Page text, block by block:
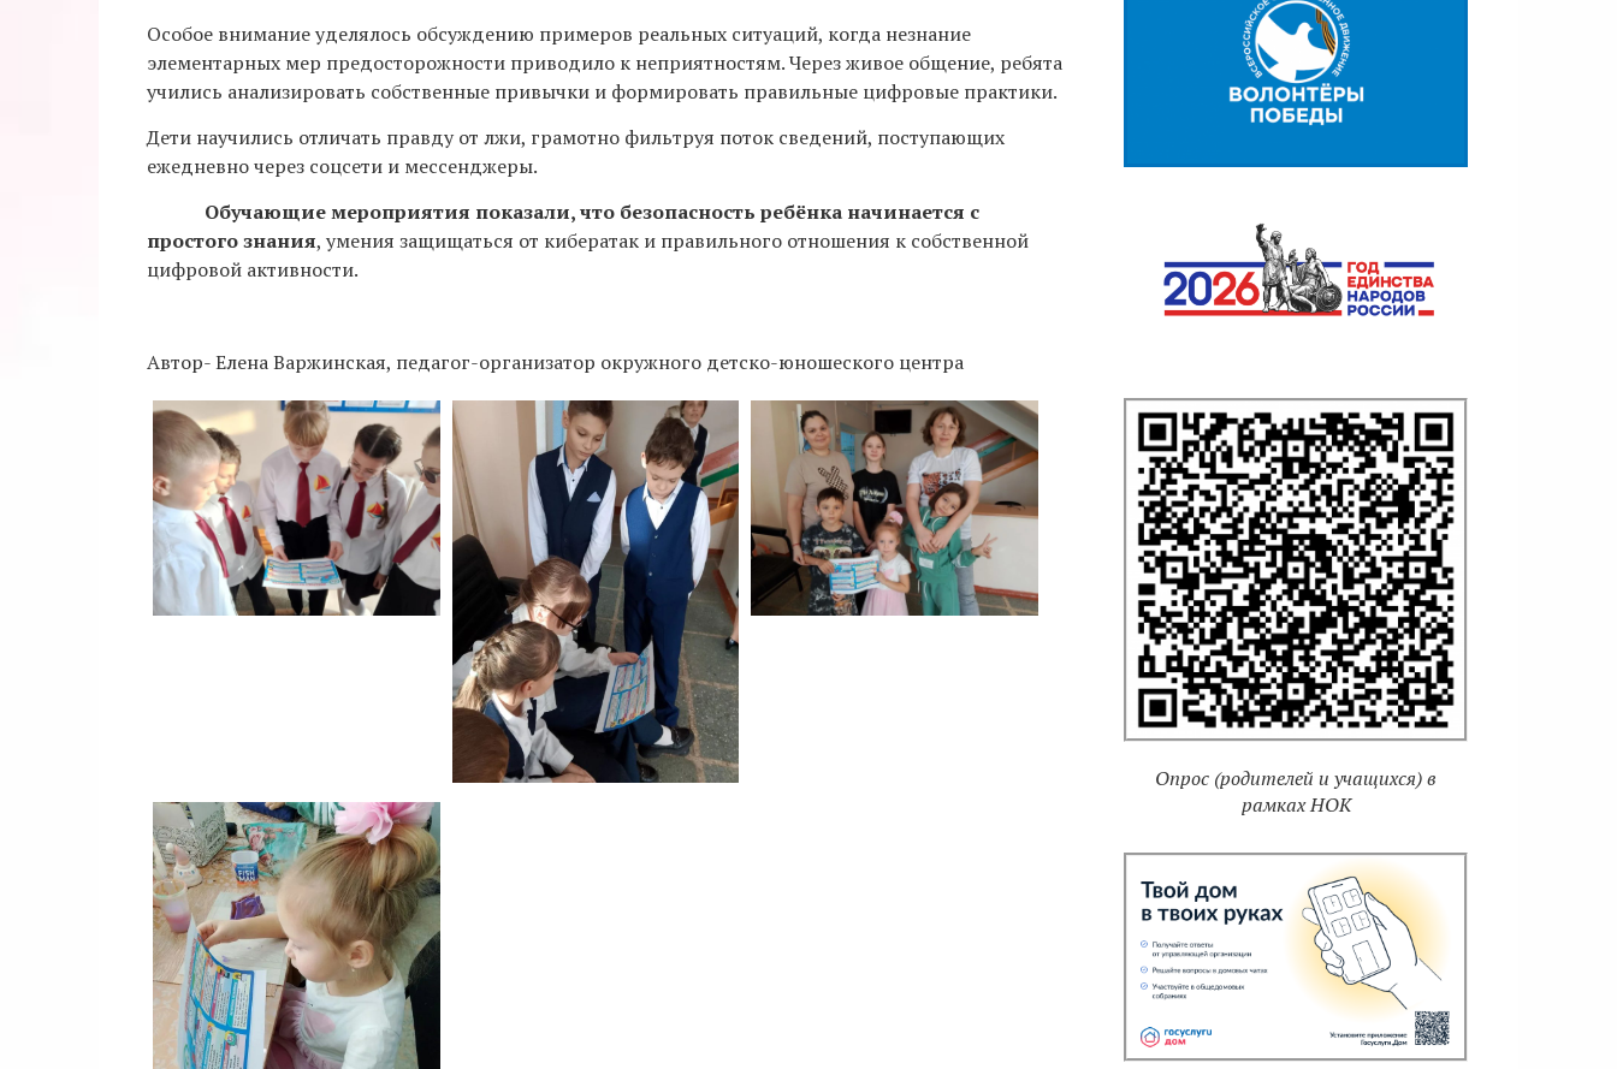
Особое внимание уделялось обсуждению примеров реальных ситуаций, когда незнание
элементарных мер предосторожности приводило к неприятностям. Через живое общение, ребята
учились анализировать собственные привычки и формировать правильные цифровые практики.
Дети научились отличать правду от лжи, грамотно фильтруя поток сведений, поступающих
ежедневно через соцсети и мессенджеры.
Обучающие мероприятия показали, что безопасность ребёнка начинается с
простого знания, умения защищаться от кибератак и правильного отношения к собственной
цифровой активности.
Автор- Елена Варжинская, педагог-организатор окружного детско-юношеского центра
Опрос (родителей и учащихся) в
рамках НОК